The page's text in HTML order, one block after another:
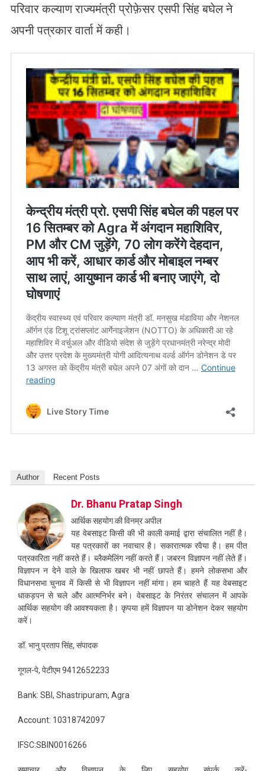
परिवार कल्याण राज्यमंत्री प्रोफ़ेसर एसपी सिंह बघेल ने
अपनी पत्रकार वार्ता में कही।
Author Recent Posts
Dr. Bhanu Pratap Singh
आर्थिक सहयोग की विनम्र अपील
यह वेबसाइट किसी की भी काली कमाई द्वारा संचालित नहीं है।
यह पत्रकारों का नवाचार है। सकारात्मक रवैया है। हम पीत
पत्रकारिता नहीं करते हैं। ब्लैकमेलिंग नहीं करते हैं। जबरन विज्ञापन नहीं लेते हैं।
विज्ञापन न देने वाले के खिलाफ खबर भी नहीं छापते हैं। हमने लोकसभा और
विधानसभा चुनाव में किसी से भी विज्ञापन नहीं मांगा। हम चाहते हैं यह वेबसाइट
धाकड़पन से चले और आत्मनिर्भर बने। वेबसाइट के निरंतर संचालन में आपके
आर्थिक सहयोग की आवश्यकता है। कृपया हमें विज्ञापन या डोनेशन देकर सहयोग
करें।
डॉ. भानु प्रताप सिंह, संपादक
गूगल-पे, पेटीएम 9412652233
Bank: SBI, Shastripuram, Agra
Account: 10318742097
IFSC:SBIN0016266